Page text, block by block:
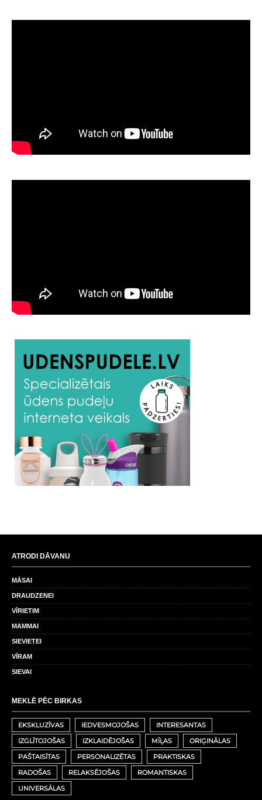
ATRODI DĀVANU
MĀSAI
DRAUDZENEI
VĪRIETIM
MAMMAI
SIEVIETEI
VĪRAM
SIEVAI
MEKLĒ PĒC BIRKAS
EKSKLUZĪVAS IEDVESMOJOŠAS
INTERESANTAS
IZGLĪTOJOŠAS
IZKLAIDĒJOŠAS MĪĻAS
ORIĢINĀLAS
PAŠTAISĪTAS
PERSONALIZĒTAS
PRAKTISKAS
RADOŠAS
RELAKSĒJOŠAS
ROMANTISKAS
UNIVERSĀLAS